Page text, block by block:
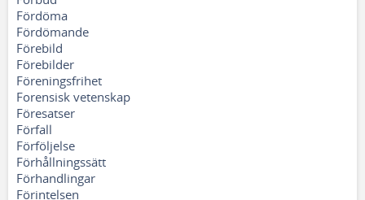
Fördöma
Fördömande
Förebild
Förebilder
Föreningsfrihet
Forensisk vetenskap
Föresatser
Förfall
Förföljelse
Förhållningssätt
Förhandlingar
Förintelsen